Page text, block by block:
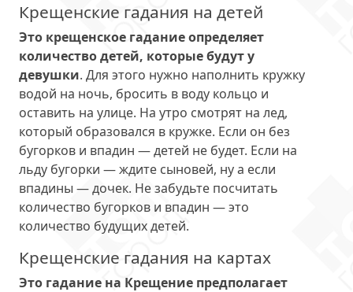
Крещенские гадания на детей
Это крещенское гадание определяет
количество детей, которые будут у
девушки. Для этого нужно наполнить кружку
водой на ночь, бросить в воду кольцо и
оставить на улице. На утро смотрят на лед,
который образовался в кружке. Если он без
бугорков и впадин — детей не будет. Если на
льду бугорки — ждите сыновей, ну а если
впадины — дочек. Не забудьте посчитать
количество бугорков и впадин — это
количество будущих детей.
Крещенские гадания на картах
Это гадание на Крещение предполагает